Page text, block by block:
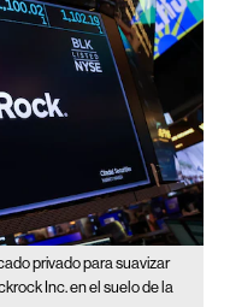
privado para suavizar
Inc. en el suelo de la